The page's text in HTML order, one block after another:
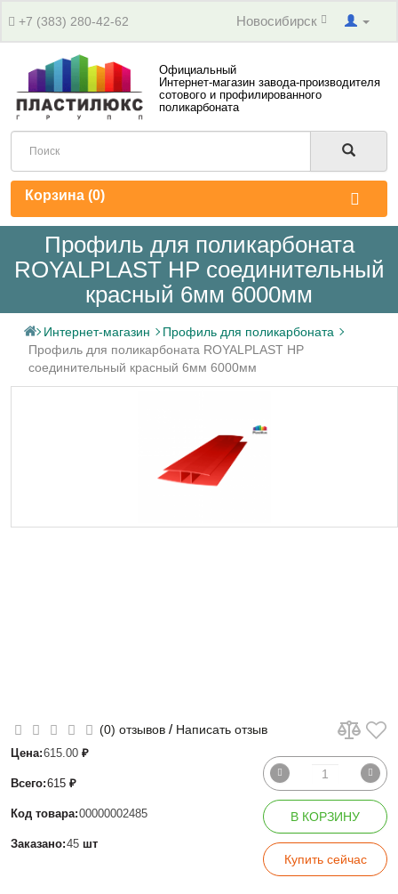
+7 (383) 280-42-62 Новосибирск
Официальный
Интернет-магазин завода-производителя
сотового и профилированного
поликарбоната
Корзина (0)
Профиль для поликарбоната
ROYALPLAST HP соединительный
красный 6мм 6000мм
Интернет-магазин
Профиль для поликарбоната
Профиль для поликарбоната ROYALPLAST HP
соединительный красный 6мм 6000мм
(0) отзывов / Написать отзыв
Цена:615.00 ₽
Всего:615 ₽
Код товара:00000002485
Заказано:45 шт
В КОРЗИНУ
Купить сейчас